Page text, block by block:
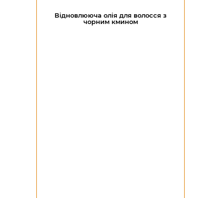
Відновлююча олія для волосся з
чорним кмином